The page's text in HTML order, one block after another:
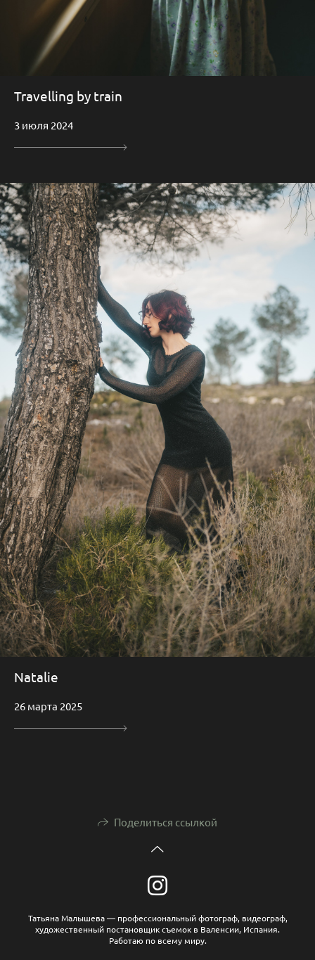
Travelling by train
3 июля 2024
Natalie
26 марта 2025
Поделиться ссылкой
Татьяна Малышева — профессиональный фотограф, видеограф,
художественный постановщик съемок в Валенсии, Испания.
Работаю по всему миру.